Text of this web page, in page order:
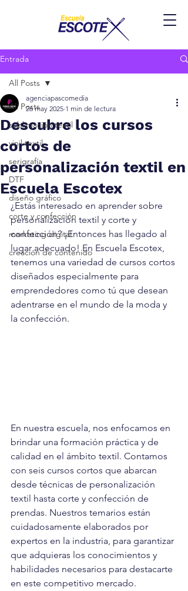
Entrada
All Posts
sublimación textil
vinil textil
serigrafía
DTF
diseño gráfico
corte y confección
marketing digital
creación de contenido
All Posts
Descubre los cursos
cortos de
personalización textil en
Escuela Escotex
agenciapascomedia
26 may 2025 1 min de lectura
¿Estás interesado en aprender sobre
personalización textil y corte y
confección? ¡Entonces has llegado al
lugar adecuado! En Escuela Escotex,
tenemos una variedad de cursos cortos
diseñados especialmente para
emprendedores como tú que desean
adentrarse en el mundo de la moda y
la confección.
En nuestra escuela, nos enfocamos en
brindar una formación práctica y de
calidad en el ámbito textil. Contamos
con seis cursos cortos que abarcan
desde técnicas de personalización
textil hasta corte y confección de
prendas. Nuestros temarios están
cuidadosamente elaborados por
expertos en la industria, para garantizar
que adquieras los conocimientos y
habilidades necesarios para destacarte
en este competitivo mercado.